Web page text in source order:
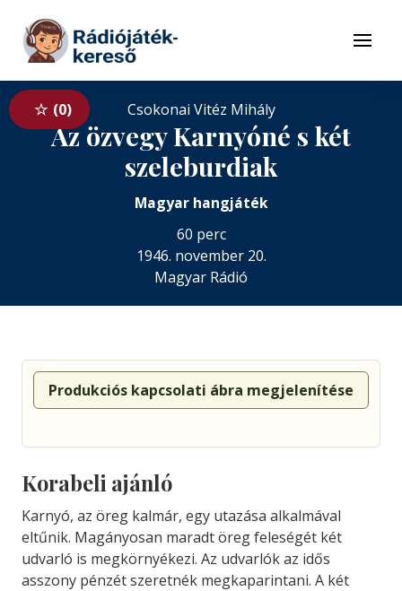
Tovább a tartalomhoz
Menü
0 Csokonai Vitéz Mihály
Az özvegy Karnyóné s két
szeleburdiak
Magyar hangjáték
60 perc
1946. november 20.
Magyar Rádió
Produkciós kapcsolati ábra megjelenítése
Korabeli ajánló
Karnyó, az öreg kalmár, egy utazása alkalmával
eltűnik. Magányosan maradt öreg feleségét két
udvarló is megkörnyékezi. Az udvarlók az idős
asszony pénzét szeretnék megkaparintani. A két